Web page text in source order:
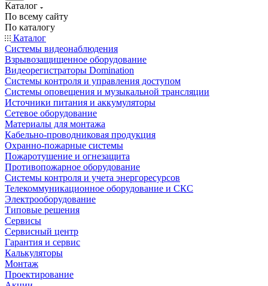
Каталог
По всему сайту
По каталогу
Каталог
Системы видеонаблюдения
Взрывозащищенное оборудование
Видеорегистраторы Domination
Системы контроля и управления доступом
Системы оповещения и музыкальной трансляции
Источники питания и аккумуляторы
Сетевое оборудование
Материалы для монтажа
Кабельно-проводниковая продукция
Охранно-пожарные системы
Пожаротушение и огнезащита
Противопожарное оборудование
Системы контроля и учета энергоресурсов
Телекоммуникационное оборудование и СКС
Электрооборудование
Типовые решения
Сервисы
Сервисный центр
Гарантия и сервис
Калькуляторы
Монтаж
Проектирование